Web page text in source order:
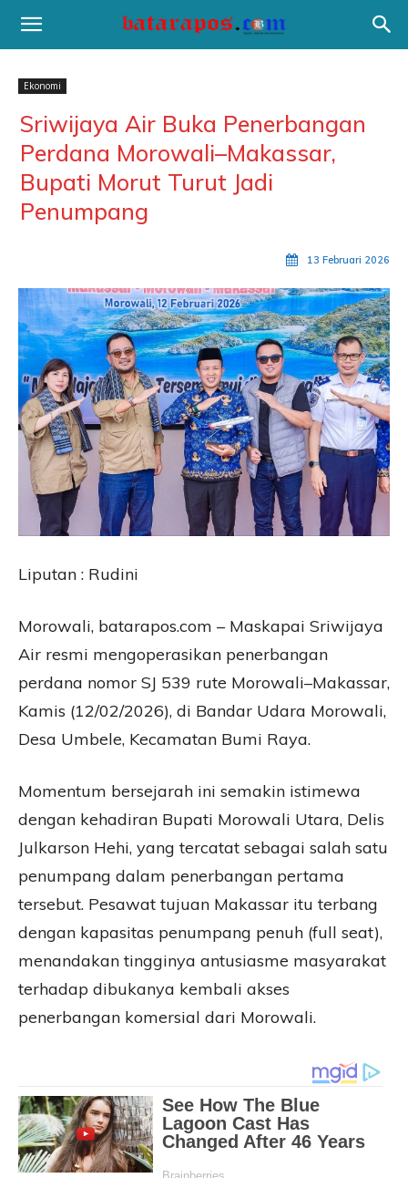
Ekonomi
Sriwijaya Air Buka Penerbangan
Perdana Morowali–Makassar,
Bupati Morut Turut Jadi
Penumpang
13 Februari 2026
Liputan : Rudini
Morowali, batarapos.com – Maskapai Sriwijaya
Air resmi mengoperasikan penerbangan
perdana nomor SJ 539 rute Morowali–Makassar,
Kamis (12/02/2026), di Bandar Udara Morowali,
Desa Umbele, Kecamatan Bumi Raya.
Momentum bersejarah ini semakin istimewa
dengan kehadiran Bupati Morowali Utara, Delis
Julkarson Hehi, yang tercatat sebagai salah satu
penumpang dalam penerbangan pertama
tersebut. Pesawat tujuan Makassar itu terbang
dengan kapasitas penumpang penuh (full seat),
menandakan tingginya antusiasme masyarakat
terhadap dibukanya kembali akses
penerbangan komersial dari Morowali.